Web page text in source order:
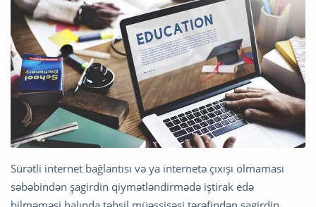
Sürətli internet bağlantısı və ya internetə çıxışı olmaması
səbəbindən şagirdin qiymətləndirmədə iştirak edə